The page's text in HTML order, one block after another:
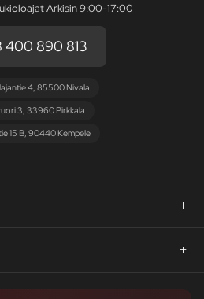
Arkisin 9:00-17:00
400 890 813
4, 85500 Nivala
3, 33960 Pirkkala
15 B, 90440 Kempele